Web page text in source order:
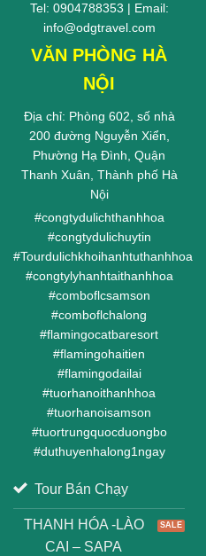
Tel: 0904788353 | Email:
info@odgtravel.com
VĂN PHÒNG HÀ
NỘI
Địa chỉ: Phòng 602, số nhà
200 đường Nguyễn Xiển,
Phường Hạ Đình, Quận
Thanh Xuân, Thành phố Hà
Nội
#congtydulichthanhhoa
#congtydulichuytin
#Tourdulichkhoihanhtuthanhhoa
#congtylyhanhtaithanhhoa
#comboflcsamson
#comboflchalong
#flamingocatbaresort
#flamingohaitien
#flamingodailai
#tuorhanoithanhhoa
#tuorhanoisamson
#tuortrungquocduongbo
#duthuyenhalong1ngay
Tour Bán Chạy
THANH HÓA -LÀO
CAI – SAPA